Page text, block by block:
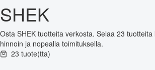
SHEK
Osta SHEK tuotteita verkosta. Selaa 23 tuotteita
hinnoin ja nopealla toimituksella.
23 tuote(tta)